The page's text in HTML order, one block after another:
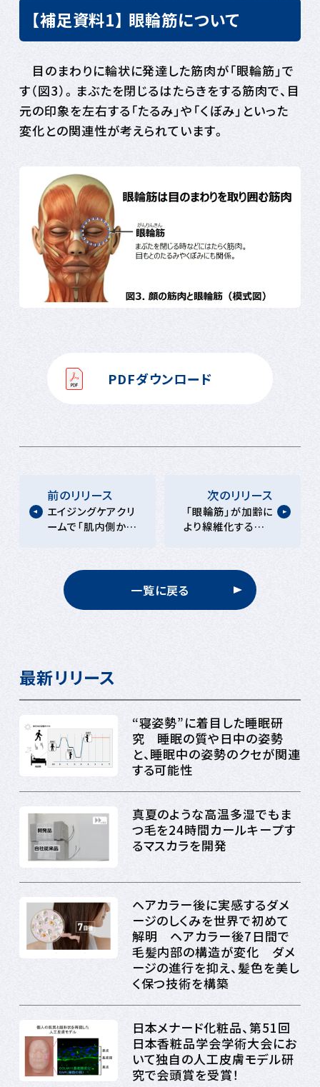
【補足資料1】 眼輪筋について
目のまわりに輪状に発達した筋肉が「眼輪筋」で
す（図3）。まぶたを閉じるはたらきをする筋肉で、目
元の印象を左右する「たるみ」や「くぼみ」といった
変化との関連性が考えられています。
PDFダウンロード
前のリリース
エイジングケアクリ
ームで「肌内側から
両立 ポーラ化成の
独自成分Mal2Far
を活用
次のリリース
「眼輪筋」が加齢に
より線維化すること
一覧に戻る
最新リリース
“寝姿勢”に着目した睡眠研
究 睡眠の質や日中の姿勢
と、睡眠中の姿勢のクセが関連
する可能性
真夏のような高温多湿でもま
つ毛を24時間カールキープす
るマスカラを開発
ヘアカラー後に実感するダメ
ージのしくみを世界で初めて
解明 ヘアカラー後7日間で
毛髪内部の構造が変化 ダメ
ージの進行を抑え、髪色を美し
く保つ技術を構築
日本メナード化粧品、第51回
日本香粧品学会学術大会にお
いて独自の人工皮膚モデル研
究で会頭賞を受賞！